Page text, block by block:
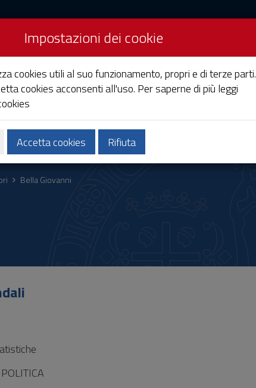
Cagliari
Società e territorio
Bella Giovanni
Impostazioni dei cookie
cookies utili al suo funzionamento, propri e di terze parti.
cookies acconsenti all'uso. Per saperne di più leggi
Accetta cookies Rifiuta